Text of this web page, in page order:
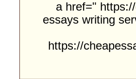
<a href="
essays writing
https://